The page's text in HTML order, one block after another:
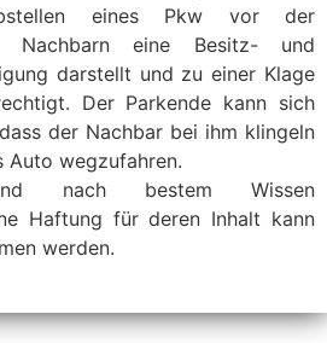
eines Pkw vor der
Nachbarn eine Besitz- und
darstellt und zu einer Klage
Der Parkende kann sich
der Nachbar bei ihm klingeln
Auto wegzufahren.
nach bestem Wissen
Haftung für deren Inhalt kann
werden.